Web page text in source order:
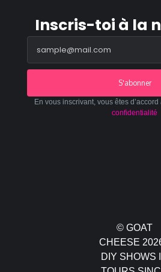
Inscris-toi à la
S'abonner
En vous inscrivant, vous êtes d’accord
confidentialité
© GOAT
CHEESE
DIY SHOWS